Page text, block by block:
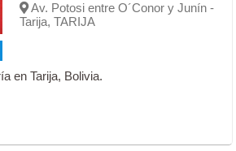
Av. Potosi entre O´Conor y Junín -
Tarija, TARIJA
en Tarija, Bolivia.